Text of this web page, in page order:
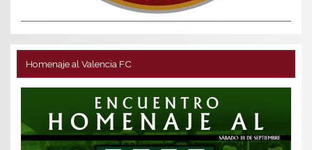
Homenaje al Valencia FC